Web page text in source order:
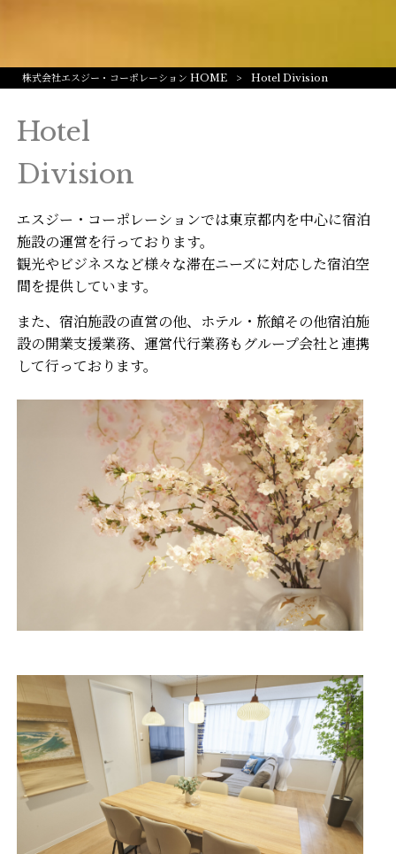
株式会社エスジー・コーポレーション HOME > Hotel Division
Hotel
Division
エスジー・コーポレーションでは東京都内を中心に宿泊
施設の運営を行っております。
観光やビジネスなど様々な滞在ニーズに対応した宿泊空
間を提供しています。
また、宿泊施設の直営の他、ホテル・旅館その他宿泊施
設の開業支援業務、運営代行業務もグループ会社と連携
して行っております。